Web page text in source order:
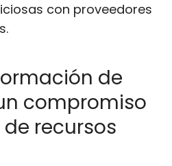
con proveedores
de
compromiso
recursos